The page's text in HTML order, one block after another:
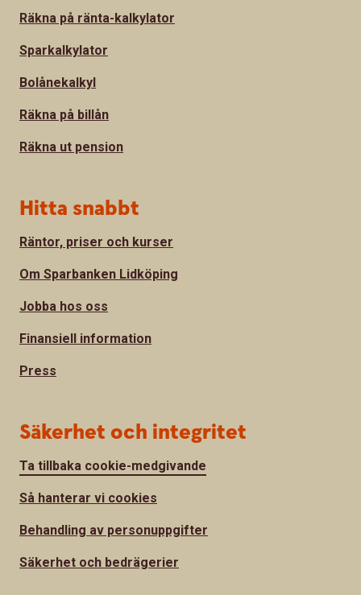
Räkna på ränta-kalkylator
Sparkalkylator
Bolånekalkyl
Räkna på billån
Räkna ut pension
Hitta snabbt
Räntor, priser och kurser
Om Sparbanken Lidköping
Jobba hos oss
Finansiell information
Press
Säkerhet och integritet
Ta tillbaka cookie-medgivande
Så hanterar vi cookies
Behandling av personuppgifter
Säkerhet och bedrägerier